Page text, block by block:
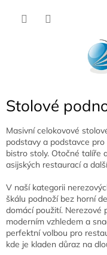
Stolové
Masivní celokovové
podstavy a podstavce
bistro stoly. Otočné talíře
asijských restaurací a
V naší kategorii
škálu podnoží bez horní
domácí použití. Nerezové
moderním vzhledem a
perfektní volbou pro
kde je kladen důraz na